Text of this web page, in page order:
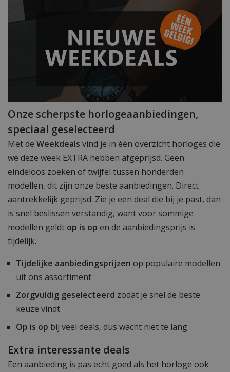
Onze scherpste horlogeaanbiedingen,
speciaal geselecteerd
Met de Weekdeals vind je in één overzicht horloges die
we deze week EXTRA hebben afgeprijsd. Geen
eindeloos zoeken of twijfel tussen honderden
modellen, dit zijn onze beste aanbiedingen. Direct
aantrekkelijk geprijsd. Zie je een deal die bij je past, dan
is snel beslissen verstandig, want voor sommige
modellen geldt op is op en de aanbiedingsprijs is
tijdelijk.
Tijdelijke aanbiedingsprijzen op populaire modellen
uit ons assortiment
Zorgvuldig geselecteerd zodat je snel de beste
keuze vindt
Op is op bij veel deals, dus wacht niet te lang
Extra interessante deals
Een aanbieding is pas echt goed als het horloge ook